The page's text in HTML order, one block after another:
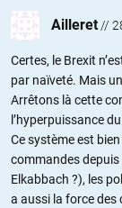
Ailleret//
Certes, le Brexit
par naïveté. Mais
Arrêtons là cette
l’hyperpuissance
Ce système est
commandes depuis
Elkabbach ?), les
a aussi la force des